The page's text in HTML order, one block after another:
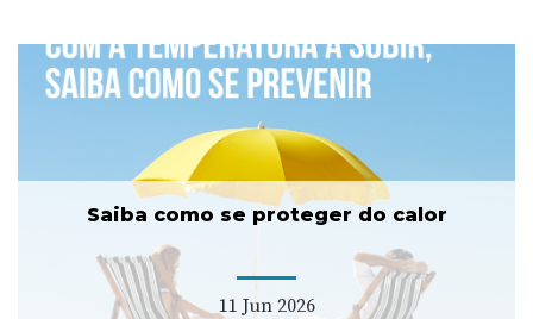
Saiba como se proteger do calor
11 Jun 2026